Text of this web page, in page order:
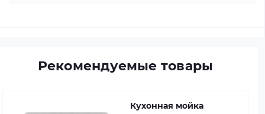
Рекомендуемые товары
Кухонная мойка